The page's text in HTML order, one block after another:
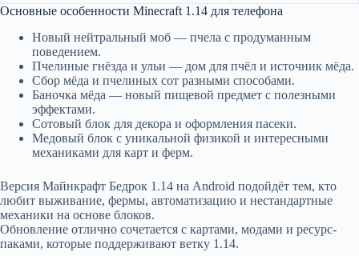
Основные особенности Minecraft 1.14 для телефона
Новый нейтральный моб — пчела с продуманным
поведением.
Пчелиные гнёзда и ульи — дом для пчёл и источник мёда.
Сбор мёда и пчелиных сот разными способами.
Баночка мёда — новый пищевой предмет с полезными
эффектами.
Сотовый блок для декора и оформления пасеки.
Медовый блок с уникальной физикой и интересными
механиками для карт и ферм.
Версия Майнкрафт Бедрок 1.14 на Android подойдёт тем, кто
любит выживание, фермы, автоматизацию и нестандартные
механики на основе блоков.
Обновление отлично сочетается с картами, модами и ресурс-
паками, которые поддерживают ветку 1.14.